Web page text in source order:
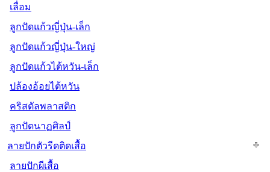
เลื่อม
ลูกปัดแก้วญี่ปุ่น-เล็ก
ลูกปัดแก้วญี่ปุ่น-ใหญ่
ลูกปัดแก้วไต้หวัน-เล็ก
ปล้องอ้อยไต้หวัน
คริสตัลพลาสติก
ลูกปัดนาฏศิลป์
ลายปักตัวรีดติดเสื้อ
ลายปักผีเสื้อ